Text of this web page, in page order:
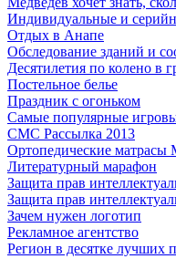
Индивидуальные и
Отдых в Анапе
Обследование зданий и
Десятилетия по колено в
Постельное белье
Праздник с огоньком
Самые популярные
СМС Рассылка 2013
Ортопедические матрасы
Литературный марафон
Защита прав
Защита прав
Зачем нужен логотип
Рекламное агентство
Регион в десятке лучших